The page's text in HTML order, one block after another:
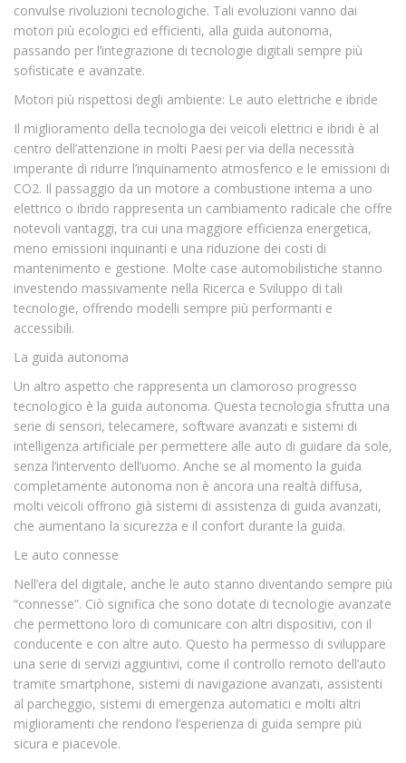
convulse rivoluzioni tecnologiche. Tali evoluzioni vanno dai
motori più ecologici ed efficienti, alla guida autonoma,
passando per l’integrazione di tecnologie digitali sempre più
sofisticate e avanzate.
Motori più rispettosi degli ambiente: Le auto elettriche e ibride
Il miglioramento della tecnologia dei veicoli elettrici e ibridi è al
centro dell’attenzione in molti Paesi per via della necessità
imperante di ridurre l’inquinamento atmosferico e le emissioni di
CO2. Il passaggio da un motore a combustione interna a uno
elettrico o ibrido rappresenta un cambiamento radicale che offre
notevoli vantaggi, tra cui una maggiore efficienza energetica,
meno emissioni inquinanti e una riduzione dei costi di
mantenimento e gestione. Molte case automobilistiche stanno
investendo massivamente nella Ricerca e Sviluppo di tali
tecnologie, offrendo modelli sempre più performanti e
accessibili.
La guida autonoma
Un altro aspetto che rappresenta un clamoroso progresso
tecnologico è la guida autonoma. Questa tecnologia sfrutta una
serie di sensori, telecamere, software avanzati e sistemi di
intelligenza artificiale per permettere alle auto di guidare da sole,
senza l’intervento dell’uomo. Anche se al momento la guida
completamente autonoma non è ancora una realtà diffusa,
molti veicoli offrono già sistemi di assistenza di guida avanzati,
che aumentano la sicurezza e il confort durante la guida.
Le auto connesse
Nell’era del digitale, anche le auto stanno diventando sempre più
“connesse”. Ciò significa che sono dotate di tecnologie avanzate
che permettono loro di comunicare con altri dispositivi, con il
conducente e con altre auto. Questo ha permesso di sviluppare
una serie di servizi aggiuntivi, come il controllo remoto dell’auto
tramite smartphone, sistemi di navigazione avanzati, assistenti
al parcheggio, sistemi di emergenza automatici e molti altri
miglioramenti che rendono l’esperienza di guida sempre più
sicura e piacevole.